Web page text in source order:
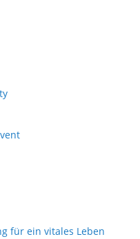
für ein vitales Leben